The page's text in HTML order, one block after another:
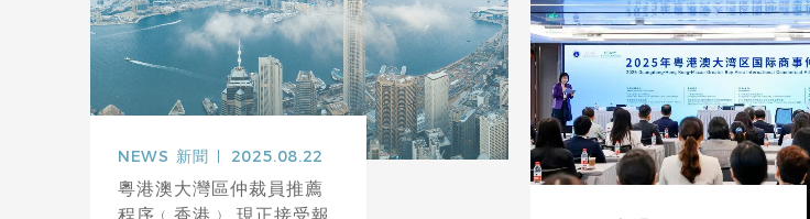
NEWS 新聞 2025.08.22
粵港澳大灣區仲裁員推薦